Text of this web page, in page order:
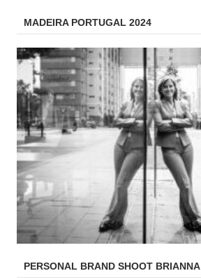
MADEIRA PORTUGAL 2024
PERSONAL BRAND SHOOT BRIANNA